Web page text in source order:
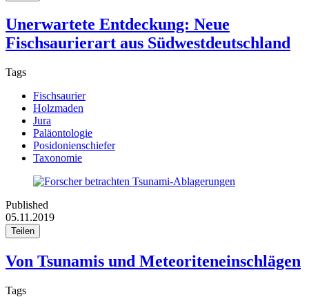
Unerwartete Entdeckung: Neue
Fischsaurierart aus Südwestdeutschland
Tags
Fischsaurier
Holzmaden
Jura
Paläontologie
Posidonienschiefer
Taxonomie
Published
05.11.2019
Teilen
Von Tsunamis und Meteoriteneinschlägen
Tags